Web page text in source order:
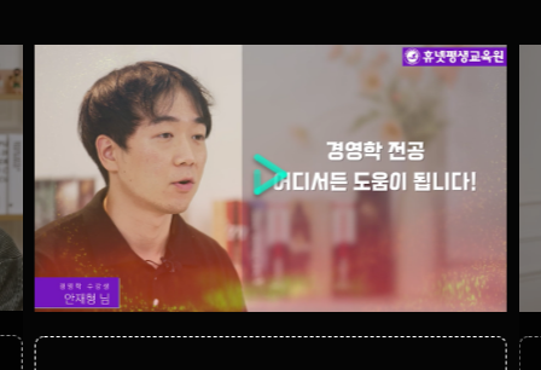
다다익선
마케팅관리론
150,000원
69,000원
다다익선
마케팅원론
150,000원
69,000원
미국세법(영문)
150,000원
119,000원